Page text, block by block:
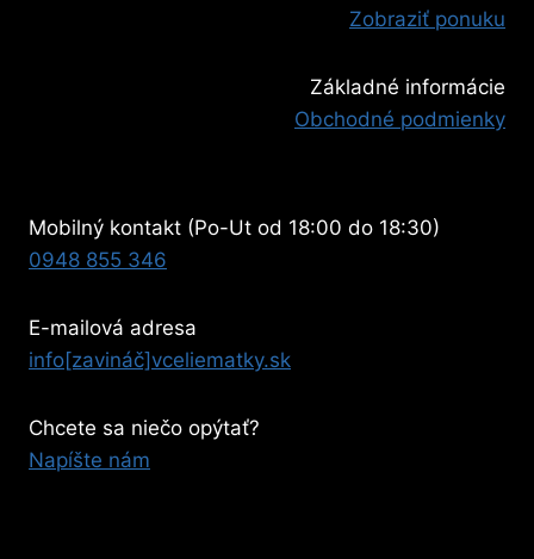
Zobraziť ponuku
Základné informácie
Obchodné podmienky
Mobilný kontakt (Po-Ut od 18:00 do 18:30)
0948 855 346
E-mailová adresa
info[zavináč]vceliematky.sk
Chcete sa niečo opýtať?
Napíšte nám